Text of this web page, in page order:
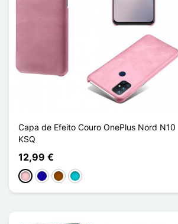
Capa de Efeito Couro OnePlus Nord N10
KSQ
12,99 €
RosaAzul Escuro
CastanhoTurquesa